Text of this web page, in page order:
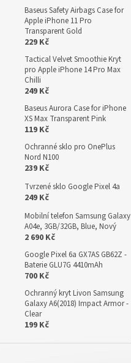
Baseus Safety Airbags Case for
Apple iPhone 11 Pro
Transparent Gold
229 Kč
Tactical Velvet Smoothie Kryt
pro Apple iPhone 14 Pro Max
Chilli
249 Kč
Baseus Aurora Case for iPhone
XS Max Transparent Pink
119 Kč
Ochranné sklo pro OnePlus
Nord N100
239 Kč
Tvrzené sklo Google Pixel 4a
249 Kč
Mobilní telefon Samsung Galaxy
A04e, 3GB/32GB, Blue, Nový
2 690 Kč
Google Pixel 6a GX7AS GB62Z -
Baterie GLU7G 4410mAh
700 Kč
Ochranný kryt Livon Samsung
Galaxy A6(2018) Impact Armor -
Clear
199 Kč